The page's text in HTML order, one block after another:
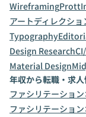
WireframingPrott
アートディレクショ
Typography
Design Research
Material Design
年収から転職・求
ファシリテーショ
ファシリテーショ